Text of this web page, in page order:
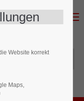
Website korrekt
Maps,